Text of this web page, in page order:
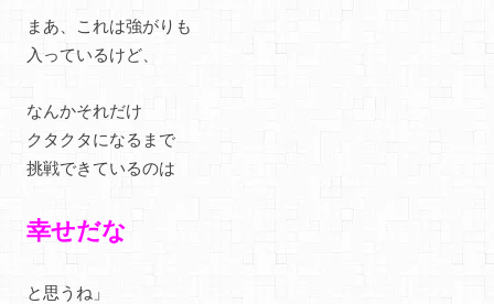
まあ、これは強がりも
入っているけど、
なんかそれだけ
クタクタになるまで
挑戦できているのは
幸せだな
と思うね」